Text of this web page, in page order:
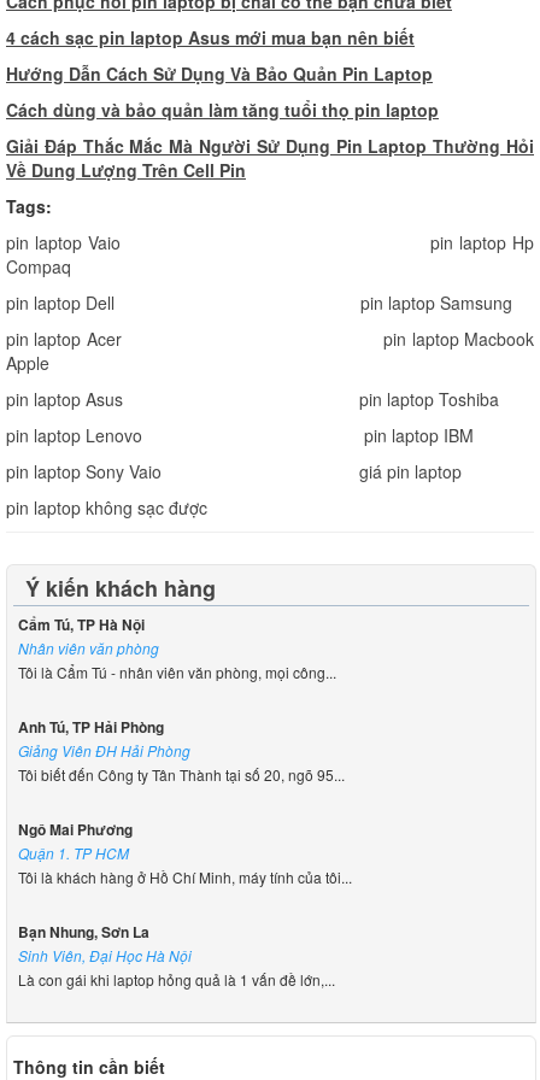
4 cách sạc pin laptop Asus mới mua bạn nên biết
Hướng Dẫn Cách Sử Dụng Và Bảo Quản Pin Laptop
Cách dùng và bảo quản làm tăng tuổi thọ pin laptop
Giải Đáp Thắc Mắc Mà Người Sử Dụng Pin Laptop Thường Hỏi
Về Dung Lượng Trên Cell Pin
Tags:
pin laptop Vaio
pin laptop Hp
Compaq
pin laptop Dell
pin laptop Samsung
pin laptop Acer
pin laptop Macbook
Apple
pin laptop Asus
pin laptop Toshiba
pin laptop Lenovo
pin laptop IBM
pin laptop Sony Vaio
giá pin laptop
pin laptop không sạc được
Ý kiến khách hàng
Cẩm Tú, TP Hà Nội
Nhân viên văn phòng
Tôi là Cẩm Tú - nhân viên văn phòng, mọi công...
Anh Tú, TP Hải Phòng
Giảng Viên ĐH Hải Phòng
Tôi biết đến Công ty Tân Thành tại số 20, ngõ 95...
Ngô Mai Phương
Quận 1. TP HCM
Tôi là khách hàng ở Hồ Chí Minh, máy tính của tôi...
Bạn Nhung, Sơn La
Sinh Viên, Đại Học Hà Nội
Là con gái khi laptop hỏng quả là 1 vấn đề lớn,...
Thông tin cần biết